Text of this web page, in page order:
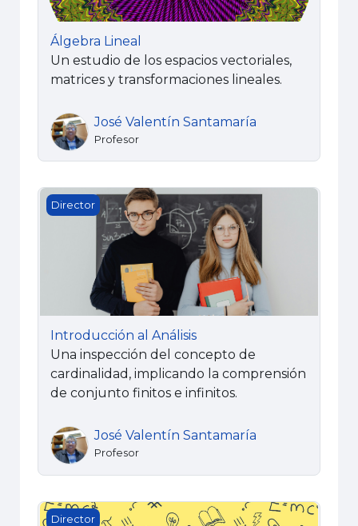
Álgebra Lineal
Un estudio de los espacios vectoriales,
matrices y transformaciones lineales.
José Valentín Santamaría
Profesor
Introducción al Análisis
Director
Introducción al Análisis
Una inspección del concepto de
cardinalidad, implicando la comprensión
de conjunto finitos e infinitos.
José Valentín Santamaría
Profesor
Sistemas Numéricos
Director